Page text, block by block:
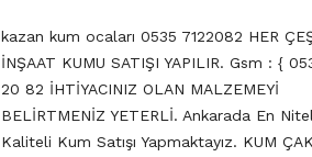
kazan kum ocaları 0535 7122082 HER
İNŞAAT KUMU SATIŞI YAPILIR. Gsm : {
20 82 İHTİYACINIZ OLAN MALZEMEYİ
BELİRTMENİZ YETERLİ. Ankarada En
Kaliteli Kum Satışı Yapmaktayız. KUM